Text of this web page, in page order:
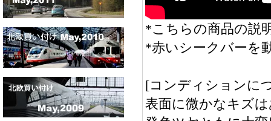
*こちらの商品の説
*赤いシークバーを
[コンディションに
表面に微かなキズ